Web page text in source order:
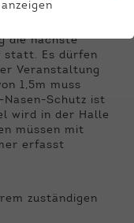
der derzeit
die nächste
statt. Es dürfen
Veranstaltung
1,5m muss
Nasen-Schutz ist
wird in der Halle
müssen mit
erfasst
zuständigen
Dadurch ist
speichern